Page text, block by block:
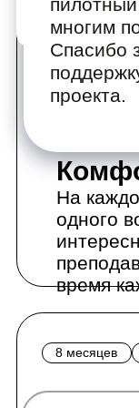
8 месяцев
Веб-
Научимся
сделаем 6
На каждой
одного